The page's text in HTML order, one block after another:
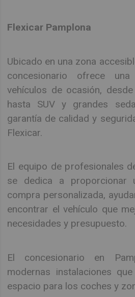
Flexicar Pamplona
Ubicado en una zona
concesionario ofrece
vehículos de ocasión,
hasta SUV y grandes
garantía de calidad y
Flexicar.
El equipo de profesionales
se dedica a proporcionar
compra personalizada,
encontrar el vehículo que
necesidades y presupuesto.
El concesionario en
modernas instalaciones
espacio para los coches y